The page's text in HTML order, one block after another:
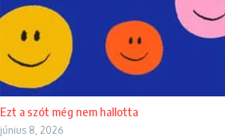
Ezt a szót még nem hallotta
június 8, 2026